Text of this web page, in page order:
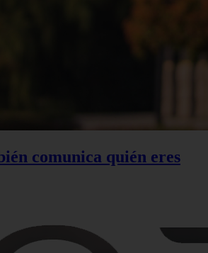
comunica quién eres